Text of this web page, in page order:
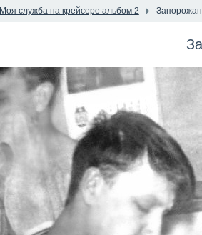
Моя служба на крейсере альбом 2